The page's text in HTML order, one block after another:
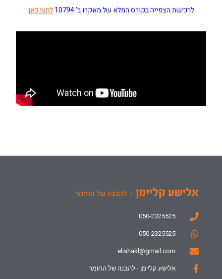
לרכישת הצפייה בקורס המלא של מאקרו ב’ 10794 לחצו כאן
050-2325525
050-2325525
elishakl@gmail.com
אלישע קליימן - להבנה של החומר